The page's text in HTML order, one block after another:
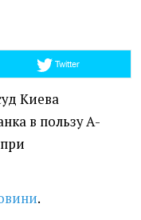
Twitter
Киева
в пользу А-
.